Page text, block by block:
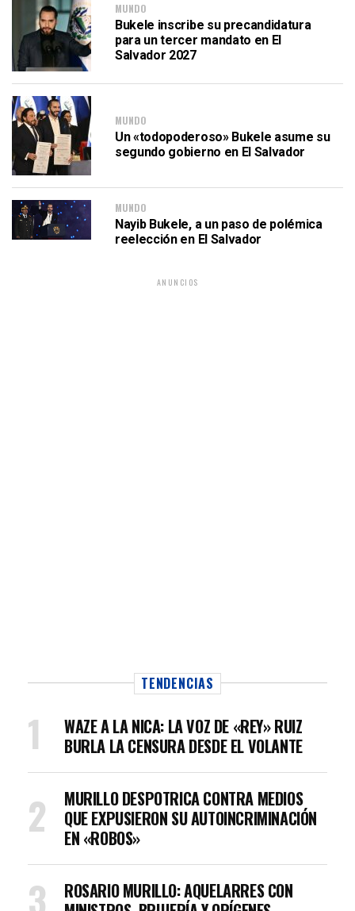
MUNDO
Bukele inscribe su precandidatura
para un tercer mandato en El
Salvador 2027
MUNDO
Un «todopoderoso» Bukele asume su
segundo gobierno en El Salvador
MUNDO
Nayib Bukele, a un paso de polémica
reelección en El Salvador
ANUNCIOS
TENDENCIAS
WAZE A LA NICA: LA VOZ DE «REY» RUIZ
BURLA LA CENSURA DESDE EL VOLANTE
MURILLO DESPOTRICA CONTRA MEDIOS
QUE EXPUSIERON SU AUTOINCRIMINACIÓN
EN «ROBOS»
ROSARIO MURILLO: AQUELARRES CON